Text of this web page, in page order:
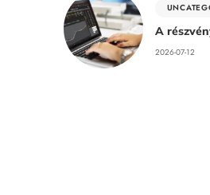
A
2026-07-12